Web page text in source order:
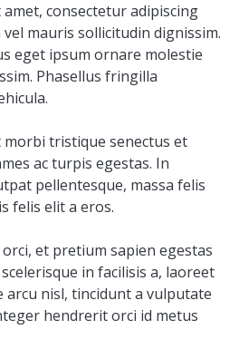
consectetur adipiscing
mauris sollicitudin dignissim.
eget ipsum ornare molestie
Phasellus fringilla
tristique senectus et
ac turpis egestas. In
pellentesque, massa felis
felis elit a eros.
et pretium sapien egestas
in facilisis a, laoreet
arcu nisl, tincidunt a vulputate
hendrerit orci id metus